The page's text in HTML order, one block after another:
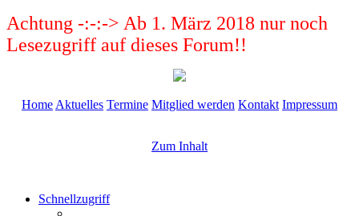
Achtung -:-:-> Ab 1. März 2018 nur noch
Lesezugriff auf dieses Forum!!
Home Aktuelles Termine Mitglied werden Kontakt Impressum
Zum Inhalt
Schnellzugriff